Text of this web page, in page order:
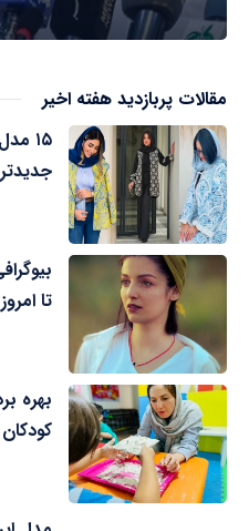
مقالات پربازدید هفته اخیر
تا امروز
بهره